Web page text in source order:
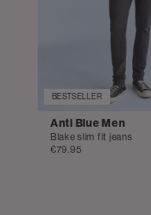
BESTSELLER
Anti Blue Men
Blake slim fit jeans
€79.95